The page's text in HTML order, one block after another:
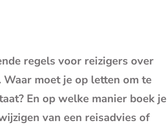
regels voor reizigers over
moet je op letten om te
En op welke manier boek je
van een reisadvies of